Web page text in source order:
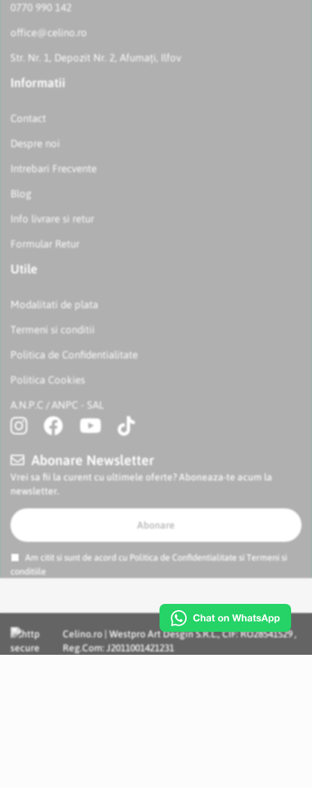
0770 990 142
office@celino.ro
Str. Nr. 1, Depozit Nr. 2, Afumați, Ilfov
Informatii
Contact
Despre noi
Intrebari Frecvente
Blog
Info livrare si retur
Formular Retur
Utile
Modalitati de plata
Termeni si conditii
Politica de Confidentialitate
Politica Cookies
A.N.P.C / ANPC - SAL
Abonare Newsletter
Vrei sa fii la curent cu ultimele oferte? Aboneaza-te acum la
newsletter.
Abonare
Am citit si sunt de acord cu Politica de Confidentialitate si
Termeni si
conditiile
Celino.ro | Westpro Art Desgin S.R.L., CIF: RO28541529 ,
Reg.Com: J2011001421231